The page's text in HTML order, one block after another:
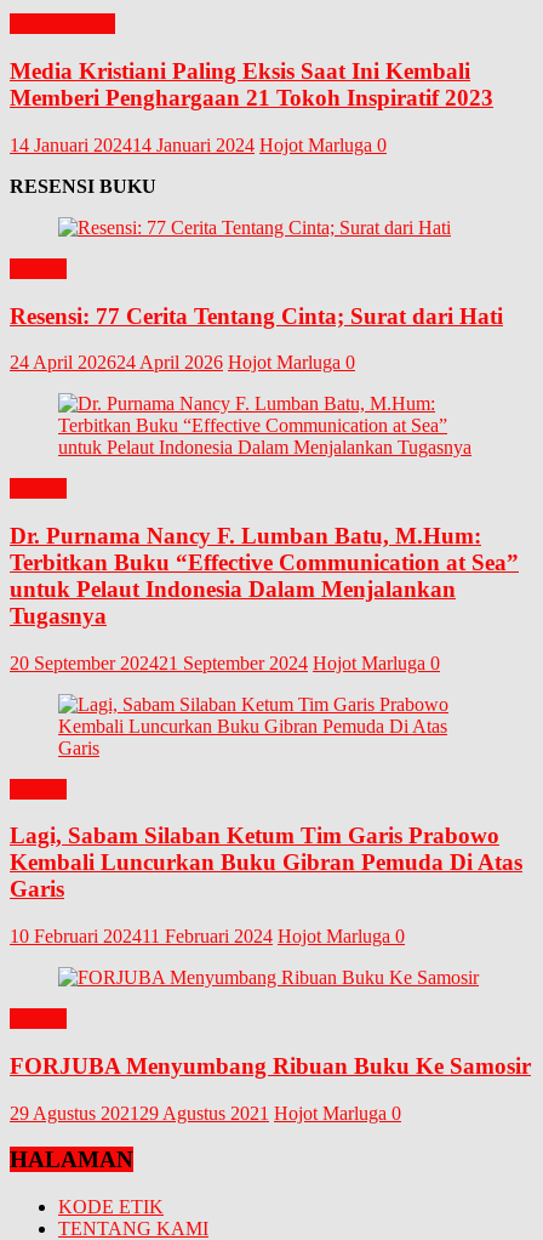
Media Kristiani Paling Eksis Saat Ini Kembali
Memberi Penghargaan 21 Tokoh Inspiratif 2023
14 Januari 202414 Januari 2024 Hojot Marluga 0
RESENSI BUKU
Resensi: 77 Cerita Tentang Cinta; Surat dari Hati
24 April 202624 April 2026 Hojot Marluga 0
Dr. Purnama Nancy F. Lumban Batu, M.Hum:
Terbitkan Buku “Effective Communication at Sea”
untuk Pelaut Indonesia Dalam Menjalankan
Tugasnya
20 September 202421 September 2024 Hojot Marluga 0
Lagi, Sabam Silaban Ketum Tim Garis Prabowo
Kembali Luncurkan Buku Gibran Pemuda Di Atas
Garis
10 Februari 202411 Februari 2024 Hojot Marluga 0
FORJUBA Menyumbang Ribuan Buku Ke Samosir
29 Agustus 2021 29 Agustus 2021 Hojot Marluga 0
HALAMAN
KODE ETIK
TENTANG KAMI